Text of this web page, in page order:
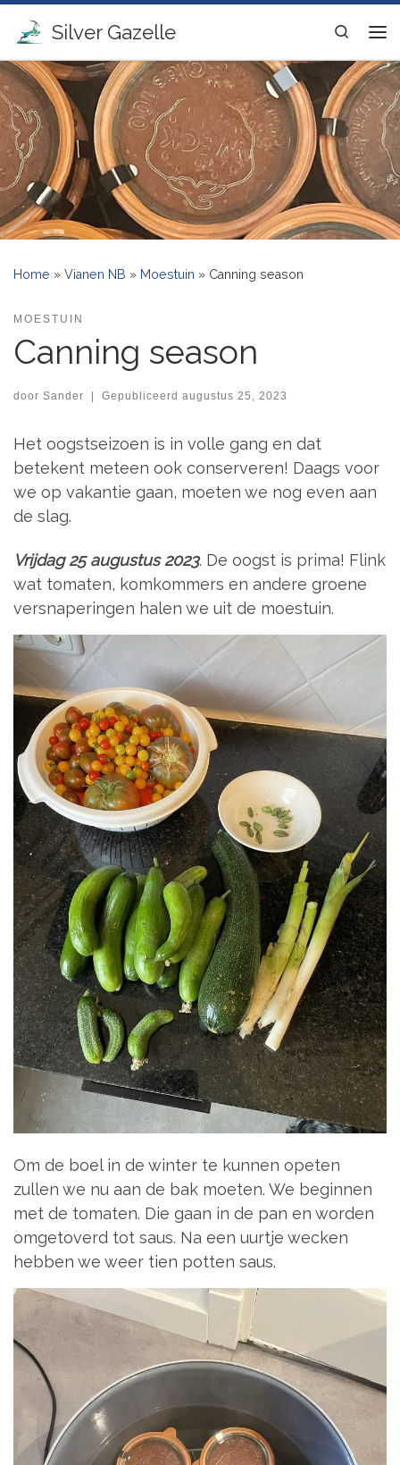
Ga naar inhoud
Silver Gazelle
Search
Home » Vianen NB » Moestuin » Canning season
MOESTUIN
Canning season
door Sander | Gepubliceerd augustus 25, 2023
Het oogstseizoen is in volle gang en dat
betekent meteen ook conserveren! Daags voor
we op vakantie gaan, moeten we nog even aan
de slag.
Vrijdag 25 augustus 2023. De oogst is prima! Flink
wat tomaten, komkommers en andere groene
versnaperingen halen we uit de moestuin.
Om de boel in de winter te kunnen opeten
zullen we nu aan de bak moeten. We beginnen
met de tomaten. Die gaan in de pan en worden
omgetoverd tot saus. Na een uurtje wecken
hebben we weer tien potten saus.